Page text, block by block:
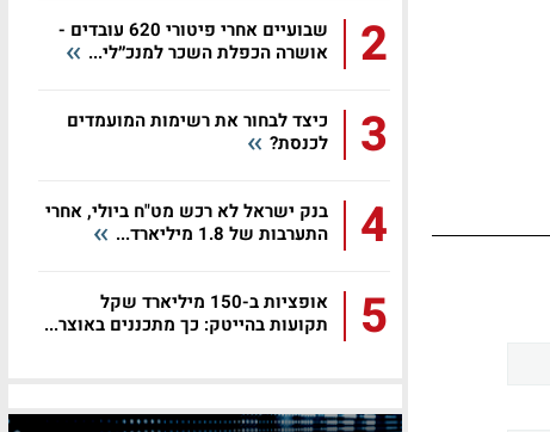
2
שבועיים אחרי פיטורי 620 עובדים -
אושרה הכפלת השכר למנכ״לי...
3
כיצד לבחור את רשימות המועמדים
לכנסת?
4
בנק ישראל לא רכש מט"ח ביולי, אחרי
התערבות של 1.8 מיליארד...
5
אופציות ב-150 מיליארד שקל
תקועות בהייטק: כך מתכננים באוצר...